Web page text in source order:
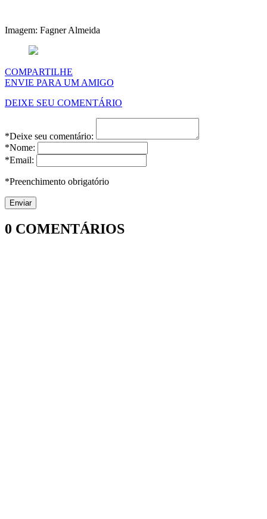
Imagem: Fagner Almeida
COMPARTILHE
ENVIE PARA UM AMIGO
DEIXE SEU COMENTÁRIO
*Deixe seu comentário:
*Nome:
*Email:
*Preenchimento obrigatório
0 COMENTÁRIOS